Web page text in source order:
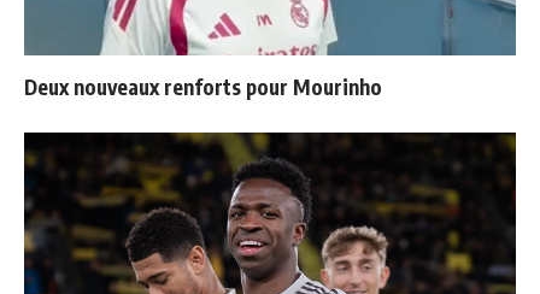
Deux nouveaux renforts pour Mourinho